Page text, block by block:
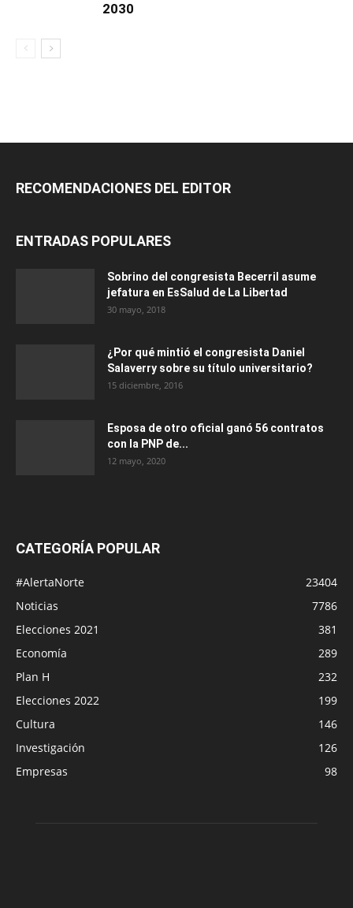
2030
RECOMENDACIONES DEL EDITOR
ENTRADAS POPULARES
Sobrino del congresista Becerril asume
jefatura en EsSalud de La Libertad
30 mayo, 2018
¿Por qué mintió el congresista Daniel
Salaverry sobre su título universitario?
15 diciembre, 2016
Esposa de otro oficial ganó 56 contratos
con la PNP de...
12 mayo, 2020
CATEGORÍA POPULAR
#AlertaNorte
23404
Noticias
7786
Elecciones 2021
381
Economía
289
Plan H
232
Elecciones 2022
199
Cultura
146
Investigación
126
Empresas
98